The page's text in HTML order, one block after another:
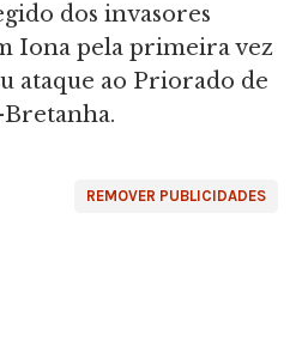
dos invasores
Iona pela primeira vez
ataque ao Priorado de
REMOVER PUBLICIDADES